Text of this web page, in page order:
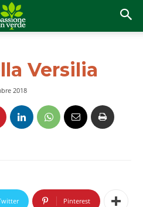
Versilia
2018
Pinterest